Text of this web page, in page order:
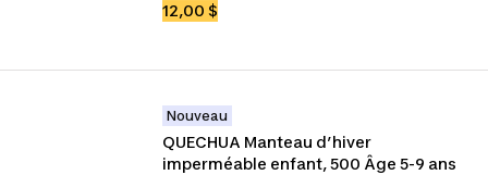
12,00 $
Nouveau
QUECHUA Manteau d’hiver
imperméable enfant, 500 Âge 5-9 ans